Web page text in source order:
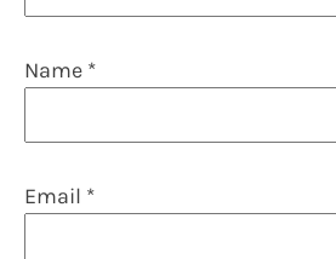
Name *
Email *